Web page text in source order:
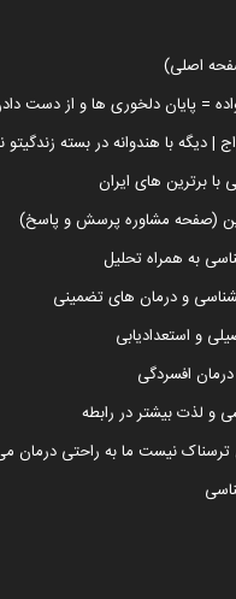
اصلی)
= پایان دلخوری ها و از دست
| دیگه با هندوانه در بسته زندگیتو
با برترین های ایران
(صفحه مشاوره پرسش و پاسخ)
به همراه تحلیل
و درمان های تضمینی
و استعدادیابی
افسردگی
و لذت بیشتر در رابطه
ترسناک نیست ما به راحتی درمان